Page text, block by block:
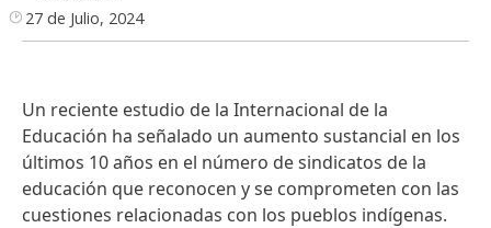
27 de Julio, 2024
Un reciente estudio de la Internacional de la
Educación ha señalado un aumento sustancial en los
últimos 10 años en el número de sindicatos de la
educación que reconocen y se comprometen con las
cuestiones relacionadas con los pueblos indígenas.